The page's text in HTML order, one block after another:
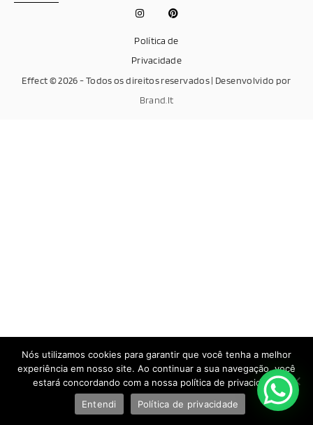
Effect © 2026 - Todos os direitos reservados | Desenvolvido por
Brand.It
Política de
Privacidade
Nós utilizamos cookies para garantir que você tenha a melhor
experiência em nosso site. Ao continuar a sua navegação, você
estará concordando com a nossa política de privacidade.
Entendi
Política de privacidade